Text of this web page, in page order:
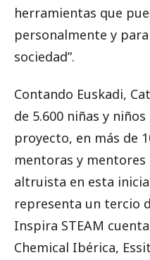
herramientas que
personalmente y
sociedad”.
Contando Euskadi,
de 5.600 niñas y
proyecto, en más de
mentoras y
altruista en esta
representa un tercio
Inspira STEAM
Chemical Ibérica,